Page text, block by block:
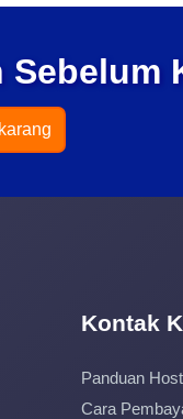
Sebelum
Kontak
Panduan
Cara